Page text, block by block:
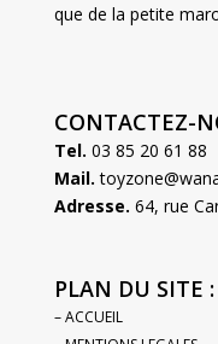
que de la petite
CONTACTEZ-
Tel. 03 85 20 61 88
Mail.
Adresse. 64, rue
PLAN DU SITE :
– ACCUEIL